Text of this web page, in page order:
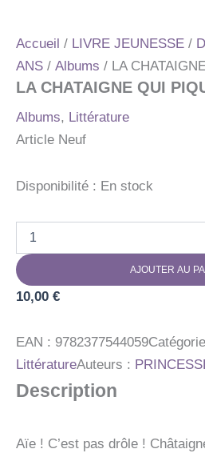
Accueil / LIVRE JEUNESSE /
ANS / Albums / LA
LA CHATAIGNE QUI
Albums, Littérature
Article Neuf
Disponibilité : En stock
LA
CHATAIGNE
QUI
AJOUTER AU
10,00 €
EAN : 9782377544059
LittératureAuteurs :
Description
Aïe ! C’est pas drôle !